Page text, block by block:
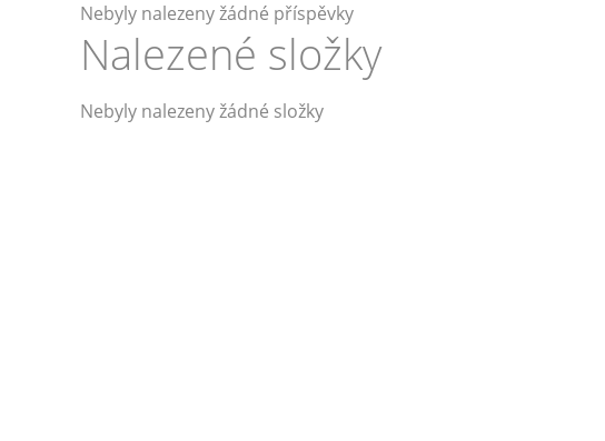
Nebyly nalezeny žádné příspěvky
Nalezené složky
Nebyly nalezeny žádné složky